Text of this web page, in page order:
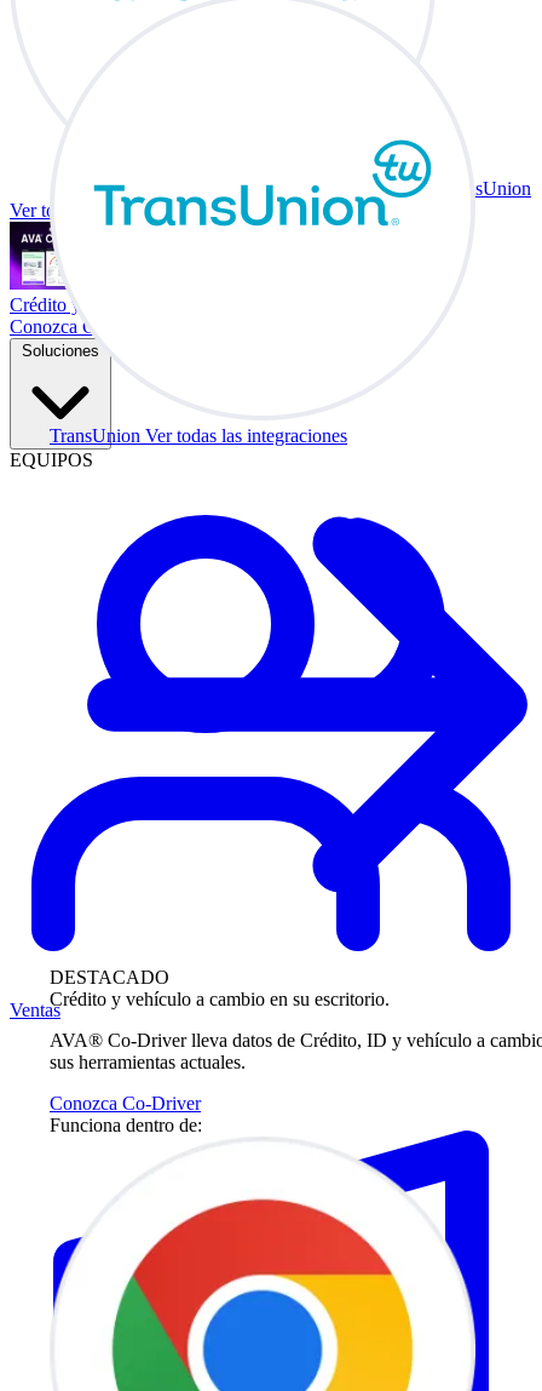
TransUnion Ver todas las integraciones
DESTACADO
Crédito y vehículo a cambio en su escritorio.
AVA® Co-Driver lleva datos de Crédito, ID y vehículo a
sus herramientas actuales.
Conozca Co-Driver
Funciona dentro de:
TransUnion
Ver todas las integraciones
Crédito y vehículo a cambio en su escritorio.
Conozca Co-Driver
Soluciones
EQUIPOS
Ventas